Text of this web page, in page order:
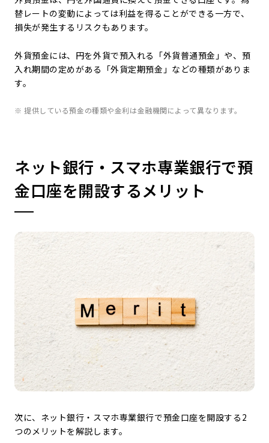
替レートの変動によっては利益を得ることができる一方で、
損失が発生するリスクもあります。
外貨預金には、円を外貨で預入れる「外貨普通預金」や、預
入れ期間の定めがある「外貨定期預金」などの種類がありま
す。
※ 提供している預金の種類や金利は金融機関によって異なります。
ネット銀行・スマホ専業銀行で預
金口座を開設するメリット
次に、ネット銀行・スマホ専業銀行で預金口座を開設する2
つのメリットを解説します。